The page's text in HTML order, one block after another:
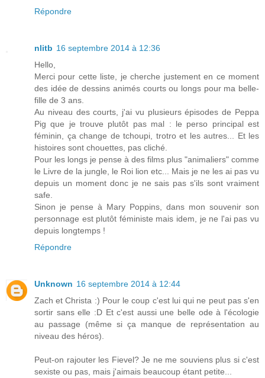
Répondre
nlitb 16 septembre 2014 à 12:36
Hello,
Merci pour cette liste, je cherche justement en ce moment
des idée de dessins animés courts ou longs pour ma belle-
fille de 3 ans.
Au niveau des courts, j'ai vu plusieurs épisodes de Peppa
Pig que je trouve plutôt pas mal : le perso principal est
féminin, ça change de tchoupi, trotro et les autres... Et les
histoires sont chouettes, pas cliché.
Pour les longs je pense à des films plus "animaliers" comme
le Livre de la jungle, le Roi lion etc... Mais je ne les ai pas vu
depuis un moment donc je ne sais pas s'ils sont vraiment
safe.
Sinon je pense à Mary Poppins, dans mon souvenir son
personnage est plutôt féministe mais idem, je ne l'ai pas vu
depuis longtemps !
Répondre
Unknown 16 septembre 2014 à 12:44
Zach et Christa :) Pour le coup c'est lui qui ne peut pas s'en
sortir sans elle :D Et c'est aussi une belle ode à l'écologie
au passage (même si ça manque de représentation au
niveau des héros).
Peut-on rajouter les Fievel? Je ne me souviens plus si c'est
sexiste ou pas, mais j'aimais beaucoup étant petite...